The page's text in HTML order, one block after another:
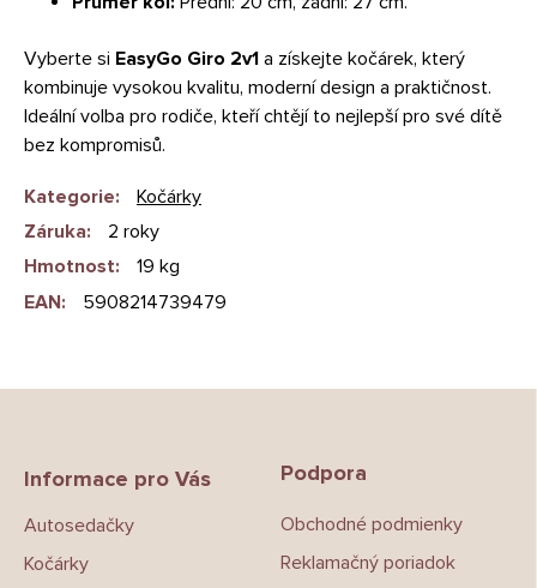
Vyberte si EasyGo Giro 2v1 a získejte kočárek, který
kombinuje vysokou kvalitu, moderní design a praktičnost.
Ideální volba pro rodiče, kteří chtějí to nejlepší pro své dítě
bez kompromisů.
Kategorie:
Kočárky
Záruka:
2 roky
Hmotnost:
19 kg
EAN: 5908214739479
Informace pro Vás
Autosedačky
Kočárky
Podpora
Obchodné podmienky
Reklamačný poriadok